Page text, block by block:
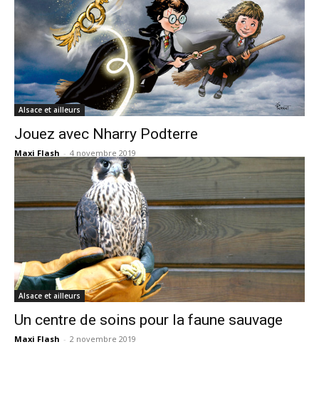
Alsace et ailleurs
Jouez avec Nharry Podterre
Maxi Flash - 4 novembre 2019
Alsace et ailleurs
Un centre de soins pour la faune sauvage
Maxi Flash - 2 novembre 2019